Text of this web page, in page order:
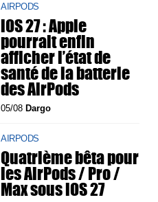
AIRPODS
iOS 27 : Apple
pourrait enfin
afficher l’état de
santé de la batterie
des AirPods
05/08 Dargo
AIRPODS
Quatrième bêta pour
les AirPods / Pro /
Max sous iOS 27